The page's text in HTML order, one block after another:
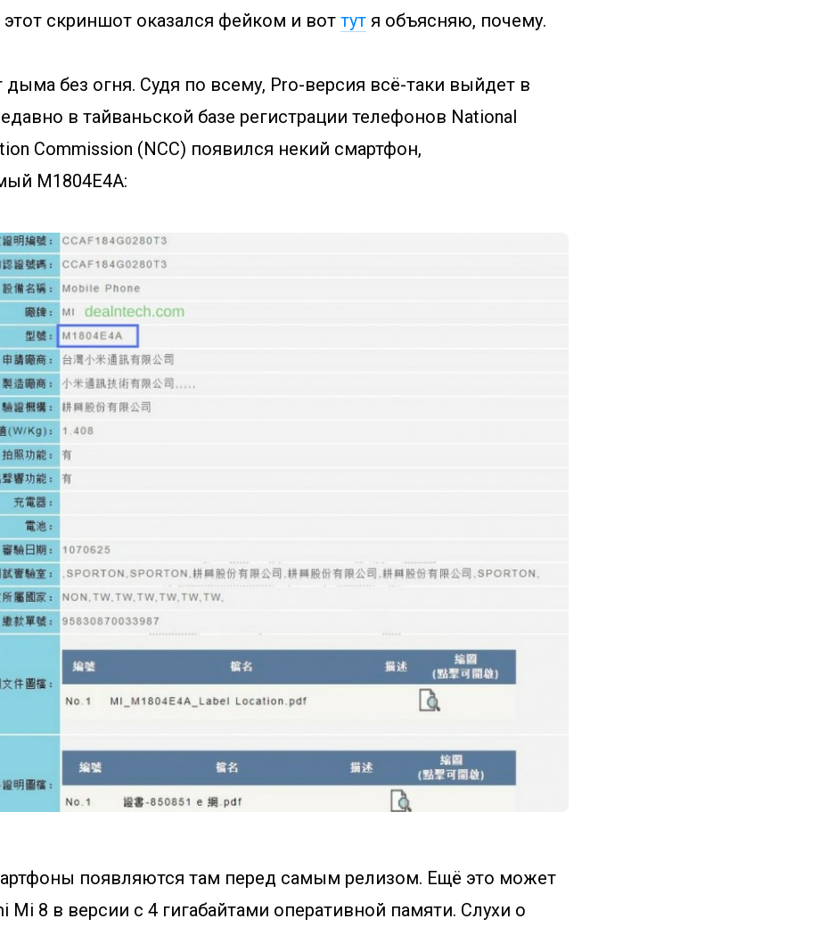
скриншот оказался фейком и вот тут я объясняю, почему.
дыма без огня. Судя по всему, Pro-версия всё-таки выйдет в
в тайваньской базе регистрации телефонов National
Commission (NCC) появился некий смартфон,
M1804E4A:
появляются там перед самым релизом. Ещё это может
Mi 8 в версии с 4 гигабайтами оперативной памяти. Слухи о